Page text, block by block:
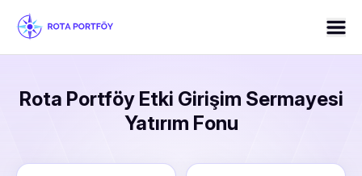
Rota Portföy Etki Girişim Sermayesi
Yatırım Fonu